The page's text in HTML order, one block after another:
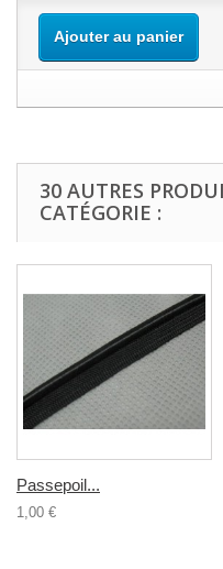
Ajouter au panier
30 AUTRES
CATÉGORIE :
Passepoil...
1,00 €